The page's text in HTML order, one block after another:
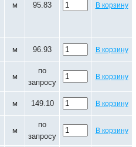
м 95.83 В корзину
м 96.93 В корзину
м
по
запросу
В корзину
м 149.10 В корзину
м
по
запросу
В корзину